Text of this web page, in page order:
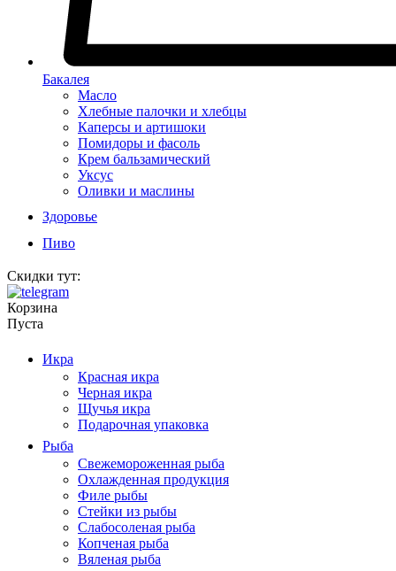
Бакалея
Масло
Хлебные палочки и хлебцы
Каперсы и артишоки
Помидоры и фасоль
Крем бальзамический
Уксус
Оливки и маслины
Здоровье
Пиво
Скидки тут:
Корзина
Пуста
Икра
Красная икра
Черная икра
Щучья икра
Подарочная упаковка
Рыба
Свежемороженная рыба
Охлажденная продукция
Филе рыбы
Стейки из рыбы
Слабосоленая рыба
Копченая рыба
Вяленая рыба